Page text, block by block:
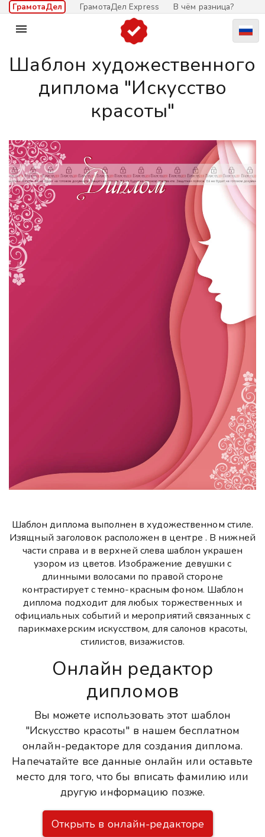
ГрамотаДел ГрамотаДел Express В чём разница?

Шаблон художественного
диплома "Искусство
красоты"
Шаблон диплома выполнен в художественном стиле.
Изящный заголовок расположен в центре . В нижней
части справа и в верхней слева шаблон украшен
узором из цветов. Изображение девушки с
длинными волосами по правой стороне
контрастирует с темно-красным фоном. Шаблон
диплома подходит для любых торжественных и
официальных событий и мероприятий связанных с
парикмахерским искусством, для салонов красоты,
стилистов, визажистов.
Онлайн редактор
дипломов
Вы можете использовать этот шаблон
"Искусство красоты" в нашем бесплатном
онлайн-редакторе для создания диплома.
Напечатайте все данные онлайн или оставьте
место для того, что бы вписать фамилию или
другую информацию позже.
Открыть в онлайн-редакторе